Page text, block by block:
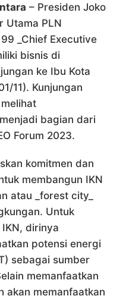
– Presiden Joko
Utama PLN
_Chief Executive
bisnis di
ke Ibu Kota
11). Kunjungan
bagian dari
Forum 2023.
komitmen dan
membangun IKN
atau _forest city_
Untuk
dirinya
potensi energi
sebagai sumber
memanfaatkan
akan memanfaatkan